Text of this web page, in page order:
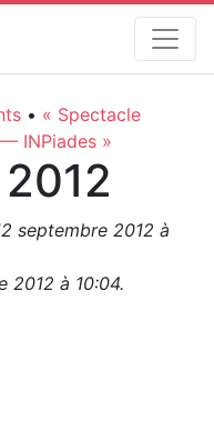
• « Spectacle
INPiades »
septembre 2012 à
2012 à 10:04.